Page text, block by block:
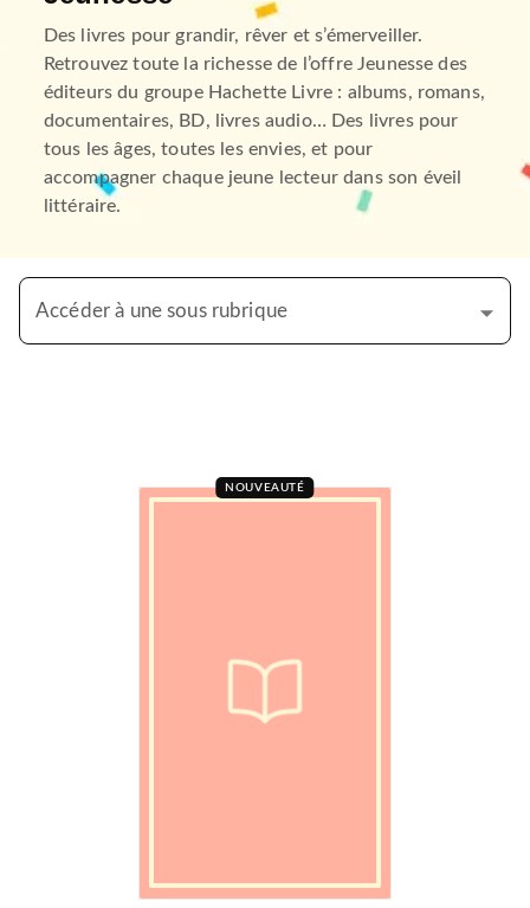
Des livres pour grandir, rêver et s’émerveiller.
Retrouvez toute la richesse de l’offre Jeunesse des
éditeurs du groupe Hachette Livre : albums, romans,
documentaires, BD, livres audio… Des livres pour
tous les âges, toutes les envies, et pour
accompagner chaque jeune lecteur dans son éveil
littéraire.
Accéder à une sous rubrique
NOUVEAUTÉ